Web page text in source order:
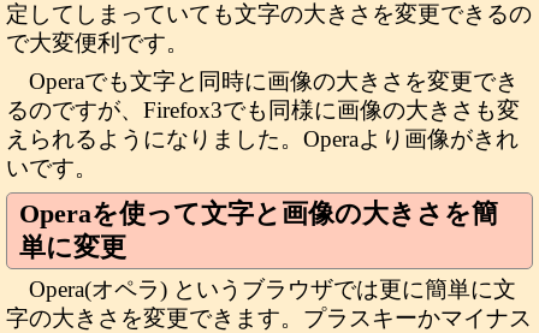
定してしまっていても文字の大きさを変更できるの
で大変便利です。
Operaでも文字と同時に画像の大きさを変更でき
るのですが、Firefox3でも同様に画像の大きさも変
えられるようになりました。Operaより画像がきれ
いです。
Operaを使って文字と画像の大きさを簡
単に変更
Opera(オペラ) というブラウザでは更に簡単に文
字の大きさを変更できます。プラスキーかマイナス